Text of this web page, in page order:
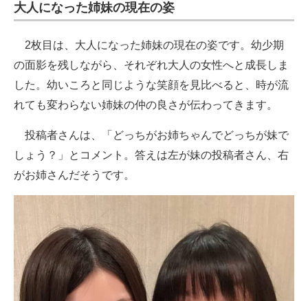
大人になった姉妹の現在の姿
2枚目は、大人になった姉妹の現在の姿です。幼少期
の面影を残しながら、それぞれ大人の女性へと成長しま
した。幼いころと同じような笑顔を見比べると、時が流
れても変わらない姉妹の仲の良さが伝わってきます。
投稿者さんは、「どっちがお姉ちゃんでどっちが妹で
しょう？」とコメント。答えは左が妹の投稿者さん、右
がお姉さんだそうです。